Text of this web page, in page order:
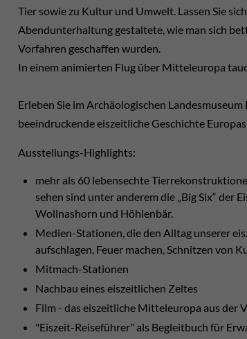
Tier sowie zu Kultur und Umwelt. Lassen Sie
Abendunterhaltung gestaltete, wie man sich
Vorfahren geschaffen wurden.
In einem animierten Flug über Mitteleuropa
Erleben Sie im Archäologischen
beeindruckende eiszeitliche Geschichte
Ausstellungs-Highlights:
mehr als 60 lebensechte
sehen sind unter anderem die „Big Six“ der
Wollnashorn und Höhlenbär.
Medien-Stationen, die den Alltag unserer
aufschlagen, Feuer machen, Schnitzen von
Mitmach-Stationen
Nachbau eines eiszeitlichen Zeltes
Film - das eiszeitliche Mitteleuropa aus der
"Eiszeit-Reiseführer" als Begleitbuch für